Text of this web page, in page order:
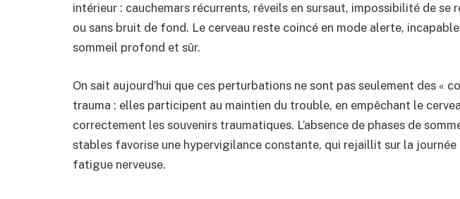
intérieur : cauchemars récurrents, réveils en sursaut, impossibilité de se
ou sans bruit de fond. Le cerveau reste coincé en mode alerte, incapable
sommeil profond et sûr.
On sait aujourd’hui que ces perturbations ne sont pas seulement des «
trauma : elles participent au maintien du trouble, en empêchant le
correctement les souvenirs traumatiques. L’absence de phases de
stables favorise une hypervigilance constante, qui rejaillit sur la
fatigue nerveuse.